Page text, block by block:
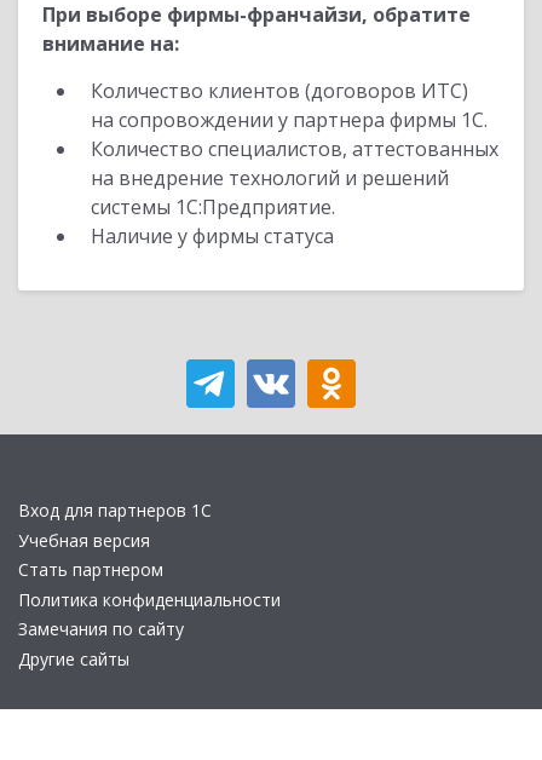
При выборе фирмы-франчайзи, обратите
внимание на:
Количество клиентов (договоров ИТС)
на сопровождении у партнера фирмы 1С.
Количество специалистов, аттестованных
на внедрение технологий и решений
системы 1С:Предприятие.
Наличие у фирмы статуса
Вход для партнеров 1С
Учебная версия
Стать партнером
Политика конфиденциальности
Замечания по сайту
Другие сайты